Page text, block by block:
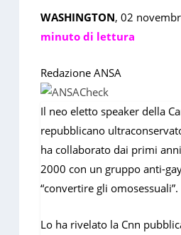
WASHINGTON, 02
minuto di lettura
Redazione ANSA
Il neo eletto speaker della
repubblicano
ha collaborato dai primi
2000 con un gruppo anti-
“convertire gli omosessuali”.
Lo ha rivelato la Cnn